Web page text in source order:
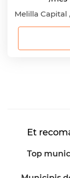
Melilla Capital
Et
Top